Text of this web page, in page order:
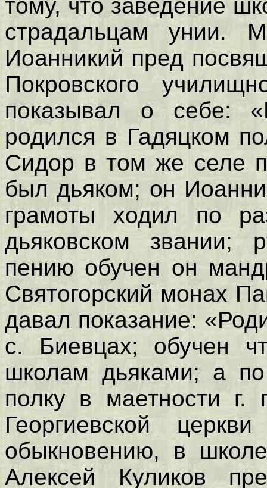
тому, что заведение
страдальцам унии.
Иоанникий пред
Покровского
показывал о себе:
родился в Гадяцком
Сидор в том же селе
был дьяком; он
грамоты ходил по
дьяковском звании;
пению обучен он
Святогорский монах
давал показание:
с. Биевцах; обучен
школам дьяками; а по
полку в маетности
Георгиевской
обыкновению, в
Алексей Куликов